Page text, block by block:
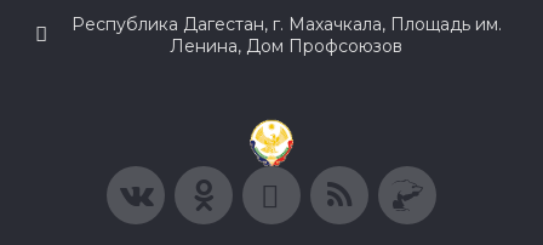
Республика Дагестан, г. Махачкала, Площадь им.
Ленина, Дом Профсоюзов